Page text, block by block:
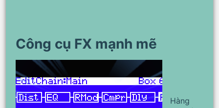
Công cụ FX mạnh mẽ
Hàng